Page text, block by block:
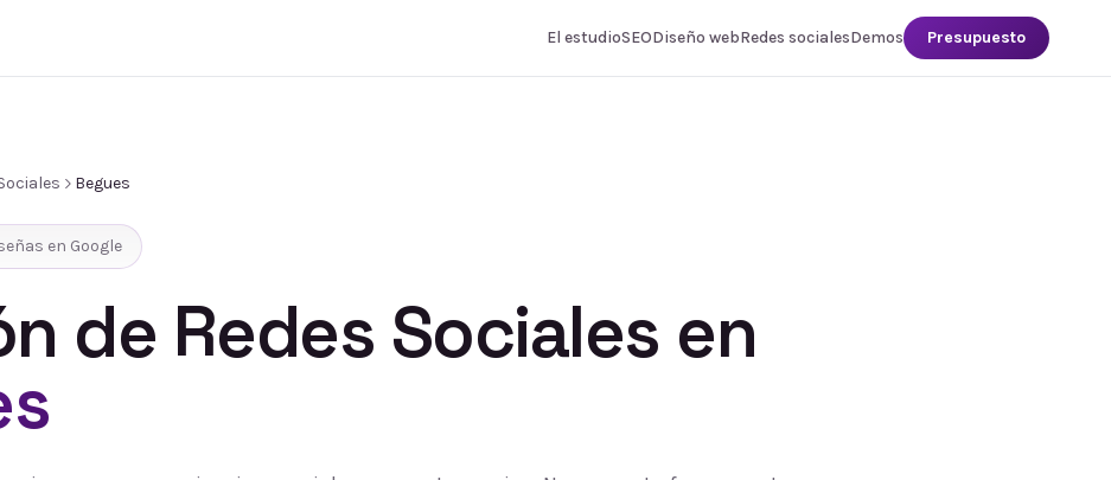
El estudioSEODiseño webRedes socialesDemos Presupuesto
Begues
en Google
de Redes Sociales en